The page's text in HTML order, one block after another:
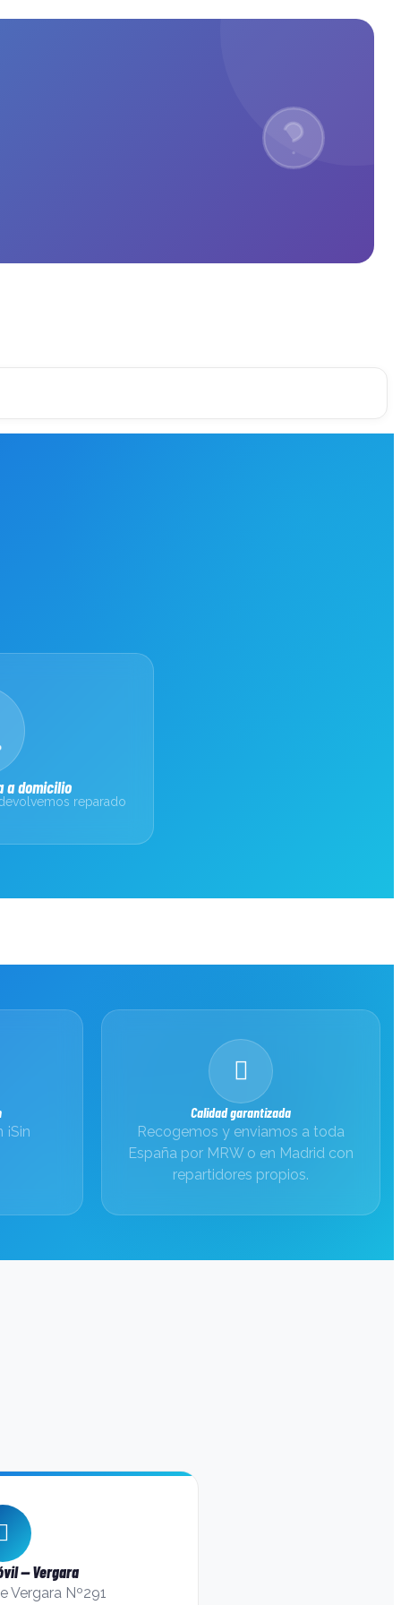
como cliente
para reparar iPhone en Madrid,
profesionales expertos en
reparación de Apple.El mejor
servicio de reparación de iPhone
cerca de mí, volveré siempre.
a domicilio
reparado
Calidad garantizada
Recogemos y enviamos a toda
España por MRW o en Madrid con
repartidores propios.
— Vergara
Vergara Nº291